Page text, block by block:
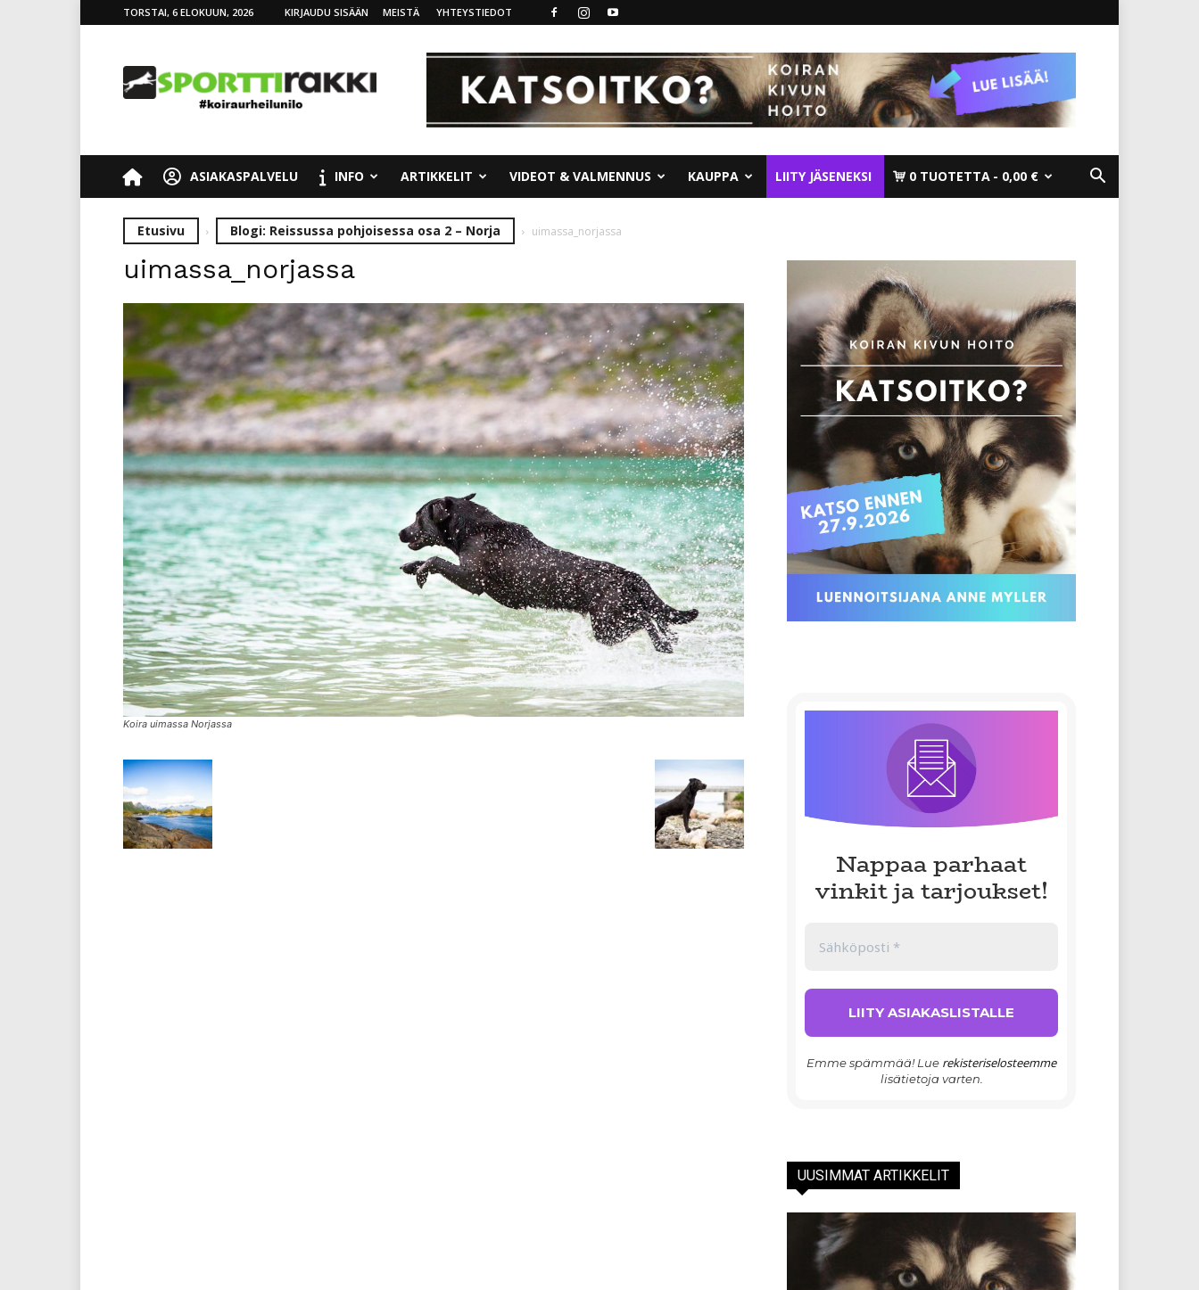
TORSTAI, 6 ELOKUUN, 2026 KIRJAUDU SISÄÄN MEISTÄ YHTEYSTIEDOT
ASIAKASPALVELU INFO ARTIKKELIT VIDEOT & VALMENNUS KAUPPA LIITY JÄSENEKSI 0 TUOTETTA 0,00 €
Etusivu Blogi: Reissussa pohjoisessa osa 2 – Norja uimassa_norjassa
uimassa_norjassa
Koira uimassa Norjassa
Nappaa parhaat
vinkit ja tarjoukset!
Emme spämmää! Lue rekisteriselosteemme
lisätietoja varten.
UUSIMMAT ARTIKKELIT